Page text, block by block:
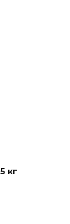
кг